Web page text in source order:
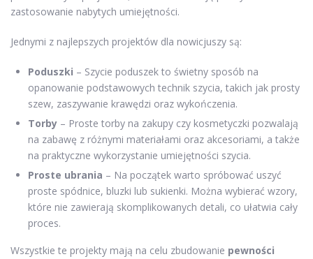
zastosowanie nabytych umiejętności.
Jednymi z najlepszych projektów dla nowicjuszy są:
Poduszki – Szycie poduszek to świetny sposób na
opanowanie podstawowych technik szycia, takich jak prosty
szew, zaszywanie krawędzi oraz wykończenia.
Torby – Proste torby na zakupy czy kosmetyczki pozwalają
na zabawę z różnymi materiałami oraz akcesoriami, a także
na praktyczne wykorzystanie umiejętności szycia.
Proste ubrania – Na początek warto spróbować uszyć
proste spódnice, bluzki lub sukienki. Można wybierać wzory,
które nie zawierają skomplikowanych detali, co ułatwia cały
proces.
Wszystkie te projekty mają na celu zbudowanie pewności